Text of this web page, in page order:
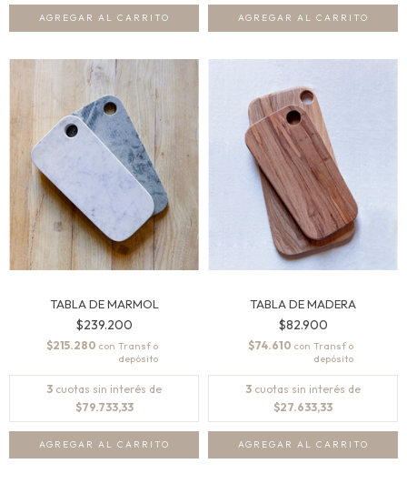
TABLA DE MARMOL
$239.200
$215.280 con
3 cuotas sin interés de
$79.733,33
AGREGAR AL CARRITO
TABLA DE MADERA
$82.900
$74.610 con
3 cuotas sin interés de
$27.633,33
AGREGAR AL CARRITO